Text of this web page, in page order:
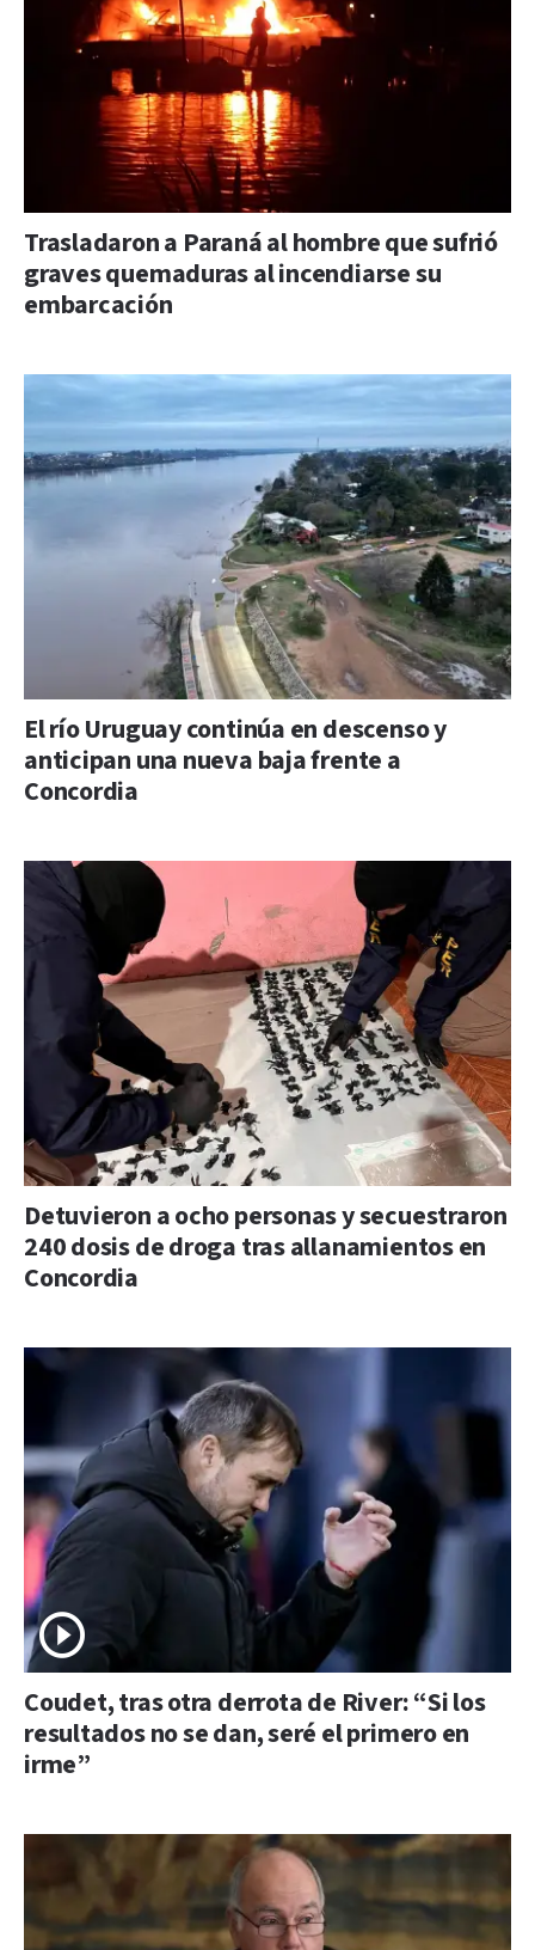
Trasladaron a Paraná al hombre que sufrió
graves quemaduras al incendiarse su
embarcación
El río Uruguay continúa en descenso y
anticipan una nueva baja frente a
Concordia
Detuvieron a ocho personas y secuestraron
240 dosis de droga tras allanamientos en
Concordia
Coudet, tras otra derrota de River: “Si los
resultados no se dan, seré el primero en
irme”